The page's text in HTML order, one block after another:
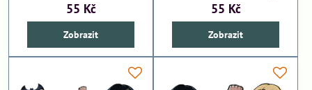
55 Kč
Zobrazit
55 Kč
Zobrazit